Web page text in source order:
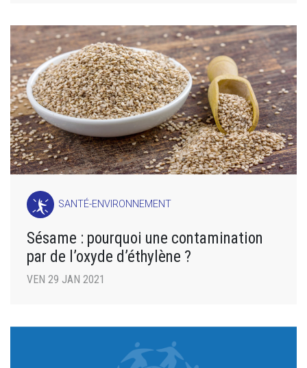
SANTÉ-ENVIRONNEMENT
Sésame : pourquoi une contamination
par de l’oxyde d’éthylène ?
VEN 29 JAN 2021